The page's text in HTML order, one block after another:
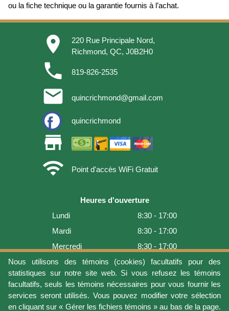
Nous utilisons des témoins (cookies) facultatifs pour des
statistiques sur notre site web. Si vous refusez les témoins
facultatifs, seuls les témoins nécessaires pour vous fournir les
services seront utilisés. Vous pouvez modifier votre sélection
en cliquant sur « Gérer les fichiers témoins » au bas de la page.
ou la fiche technique ou la garantie fournis à l’achat.
place
220 Rue Principale Nord,
Richmond, QC, J0B2H0
phone 819-826-2535
email quincrichmond@gmail.com
quincrichmond
store
wifi
Point d'accès WiFi Gratuit
Heures d'ouverture
Lundi
8:30 - 17:00
Mardi
8:30 - 17:00
Mercredi
8:30 - 17:00
Jeudi
8:30 - 17:00
Vendredi
8:30 - 17:00
Samedi
9:00 - 16:00
Dimanche
Fermé